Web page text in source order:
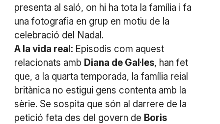
presenta al saló, on hi ha tota la família i fa
una fotografia en grup en motiu de la
celebració del Nadal.
A la vida real: Episodis com aquest
relacionats amb Diana de Gal·les, han fet
que, a la quarta temporada, la família reial
britànica no estigui gens contenta amb la
sèrie. Se sospita que són al darrere de la
petició feta des del govern de Boris